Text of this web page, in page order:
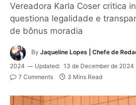
Vereadora Karla Coser critica
questiona legalidade e
de bônus moradia
By Jaqueline Lopes | Chefe de
2024
Updated: 13 de December de 2024
7 Comments 3 Mins Read